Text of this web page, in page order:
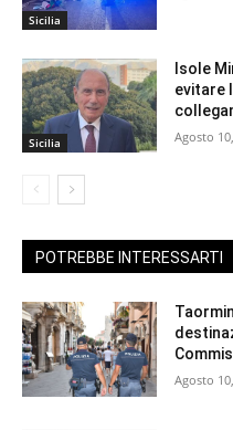
Sicilia
Sicilia
Isole
evitare
Agosto
POTREBBE INTERESSARTI
Agosto